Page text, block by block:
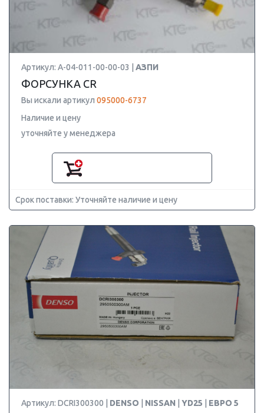
Артикул: A-04-011-00-00-03 | АЗПИ
ФОРСУНКА CR
Вы искали артикул 095000-6737
Наличие и цену
уточняйте у менеджера
Срок поставки: Уточняйте наличие и цену
Артикул: DCRI300300 | DENSO NISSAN YD25 ЕВРО 5